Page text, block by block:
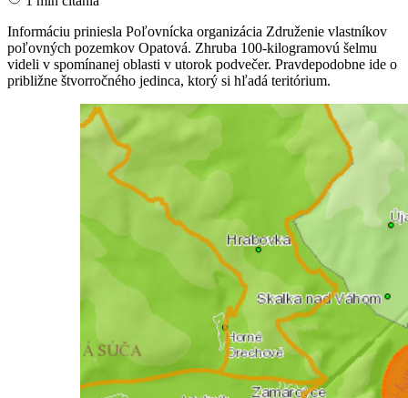
Informáciu priniesla Poľovnícka organizácia Združenie vlastníkov
poľovných pozemkov Opatová. Zhruba 100-kilogramovú šelmu
videli v spomínanej oblasti v utorok podvečer. Pravdepodobne ide o
približne štvorročného jedinca, ktorý si hľadá teritórium.